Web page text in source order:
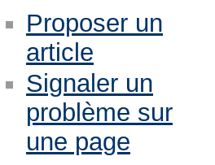
Proposer un
article
Signaler un
problème sur
une page